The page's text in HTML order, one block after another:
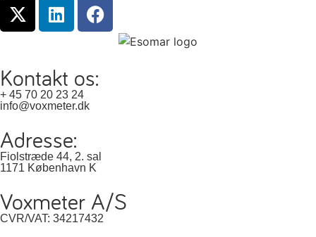
Kontakt os:
+ 45 70 20 23 24
info@voxmeter.dk
Adresse:
Fiolstræde 44, 2. sal
1171 København K
Voxmeter A/S
CVR/VAT: 34217432